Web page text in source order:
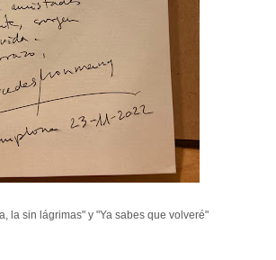
la sin lágrimas" y "Ya sabes que volveré"